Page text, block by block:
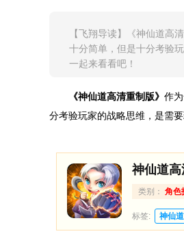
【飞翔导读】《神仙道高
十分简单，但是十分考验
一起来看看吧！
《神仙道高清重制版》 作
分考验玩家的战略思维，是需
神仙道
类别： 角色
标签: 神仙